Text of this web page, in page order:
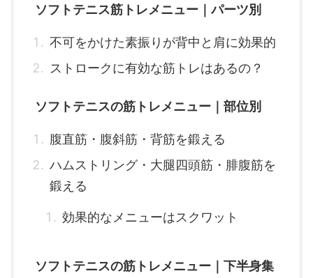
ソフトテニス筋トレメニュー｜パーツ別
不可をかけた素振りが背中と肩に効果的
ストロークに有効な筋トレはあるの？
ソフトテニスの筋トレメニュー｜部位別
腹直筋・腹斜筋・背筋を鍛える
ハムストリング・大腿四頭筋・腓腹筋を
鍛える
効果的なメニューはスクワット
ソフトテニスの筋トレメニュー｜下半身集